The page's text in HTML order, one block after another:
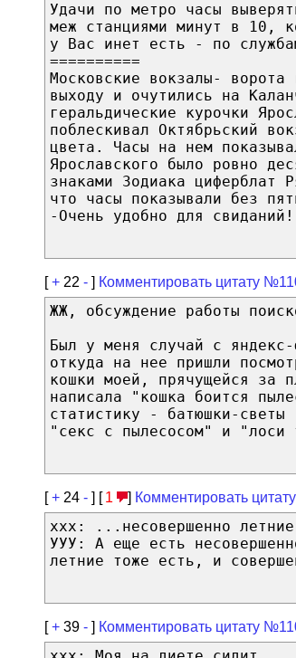
Удачи по метро часы
меж станциями минут в 10,
у Вас инет есть - по
==========
Московские вокзалы-
выходу и очутились на
геральдические курочки
поблескивал Октябрьский
цвета. Часы на нем
Ярославского было ровно
знаками Зодиака циферблат
что часы показывали без
-Очень удобно для
[+ 22 - ] Комментировать цитату
ЖЖ, обсуждение работы
Был у меня случай с
откуда на нее пришли
кошки моей, прячущейся за
написала "кошка боится
статистику - батюшки-
"секс с пылесосом" и "лоси
[+ 24 - ] [ 1 ] Комментировать
ххх: ...несовершенно
УУУ: А еще есть
летние тоже есть, и
[+ 39 - ] Комментировать цитату